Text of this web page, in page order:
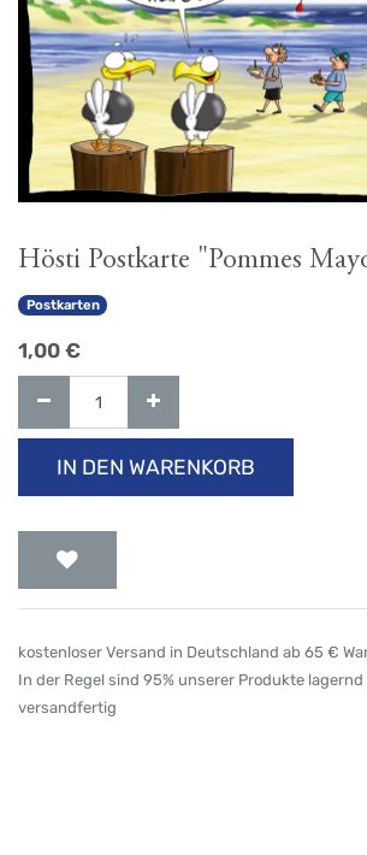
Hösti Postkarte "Pommes
Postkarten
1,00 €
IN DEN WARENKORB
kostenloser Versand in Deutschland ab 65 €
In der Regel sind 95% unserer Produkte
versandfertig